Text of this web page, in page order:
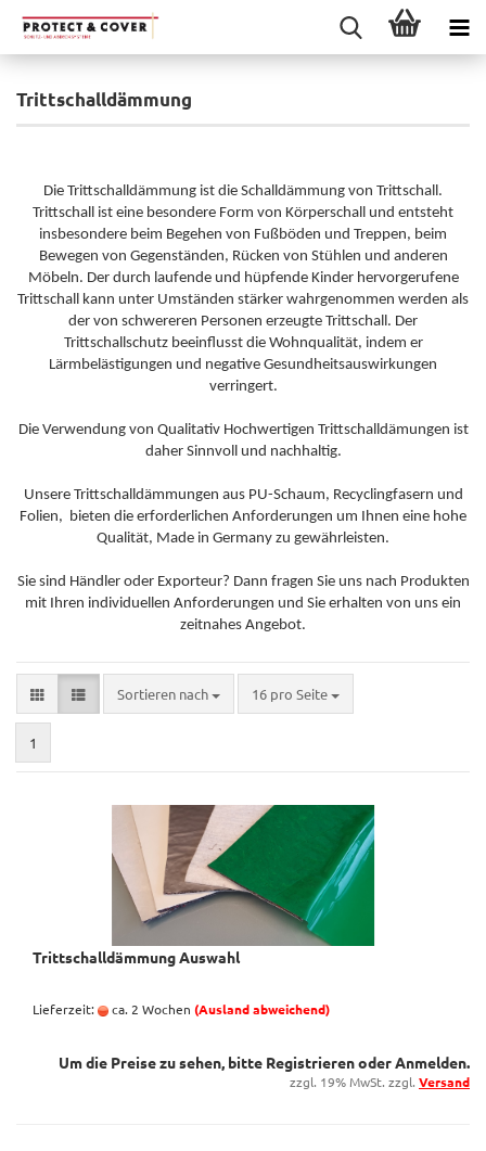
Trittschalldämmung
Die Trittschalldämmung ist die Schalldämmung von Trittschall.
Trittschall ist eine besondere Form von Körperschall und entsteht
insbesondere beim Begehen von Fußböden und Treppen, beim
Bewegen von Gegenständen, Rücken von Stühlen und anderen
Möbeln. Der durch laufende und hüpfende Kinder hervorgerufene
Trittschall kann unter Umständen stärker wahrgenommen werden als
der von schwereren Personen erzeugte Trittschall. Der
Trittschallschutz beeinflusst die Wohnqualität, indem er
Lärmbelästigungen und negative Gesundheitsauswirkungen
verringert.
Die Verwendung von Qualitativ Hochwertigen Trittschalldämungen ist
daher Sinnvoll und nachhaltig.
Unsere Trittschalldämmungen aus PU-Schaum, Recyclingfasern und
Folien, bieten die erforderlichen Anforderungen um Ihnen eine hohe
Qualität, Made in Germany zu gewährleisten.
Sie sind Händler oder Exporteur? Dann fragen Sie uns nach Produkten
mit Ihren individuellen Anforderungen und Sie erhalten von uns ein
zeitnahes Angebot.
Sortieren nach
Sortieren nach 16 pro Seite
pro Seite
1
Trittschalldämmung Auswahl
Lieferzeit: ca. 2 Wochen (Ausland abweichend)
Um die Preise zu sehen, bitte RegistrierenoderAnmelden.
zzgl. 19% MwSt. zzgl. Versand